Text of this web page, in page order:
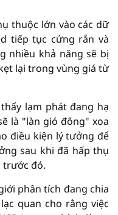
thuộc lớn vào các dữ
tiếp tục cứng rắn và
nhiều khả năng sẽ bị
lại trong vùng giá từ
lạm phát đang hạ
là "làn gió đông" xoa
điều kiện lý tưởng để
sau khi đã hấp thụ
trước đó.
phân tích đang chia
quan cho rằng việc